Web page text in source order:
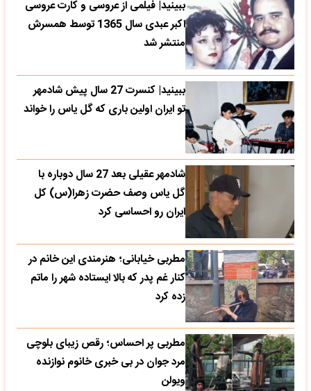
ببینید| فیلمی از عروسی و کارت عروسی
اکبر عبدی سال 1365 توسط همسرش
منتشر شد
ببینید| کنسرت 27 سال پیش شادمهر
تو ایران اولین باری که گل یاس را خواند
شادمهر عقیلی بعد 27 سال دوباره با
گل یاس وصف حضرت زهرا(س) کل
ایران رو احساسی کرد
مطربی خیابانی؛ هنرمندی این خانم در
کنار غم پدر که بالا ایستاده شهر را ماتم
زده کرد
مطربی پر احساس؛ رقص زیبای بلوچی
مرد جوان در بی خبری خانوم نوازنده
ویولن